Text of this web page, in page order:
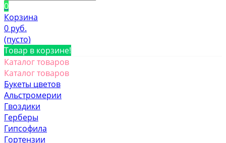
0
Корзина
0 руб.
(пусто)
Товар в корзине!
Каталог товаров
Каталог товаров
Букеты цветов
Альстромерии
Гвоздики
Герберы
Гипсофила
Гортензии